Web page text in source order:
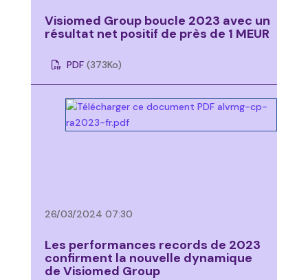
Visiomed Group boucle 2023 avec un
résultat net positif de près de 1 MEUR
PDF (373Ko)
26/03/2024 07:30
Les performances records de 2023
confirment la nouvelle dynamique
de Visiomed Group